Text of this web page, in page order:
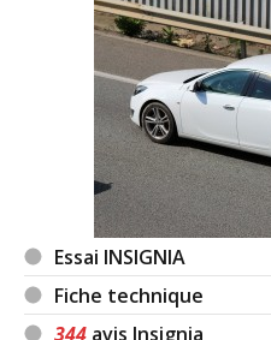
Essai INSIGNIA
Fiche technique
344 avis Insignia